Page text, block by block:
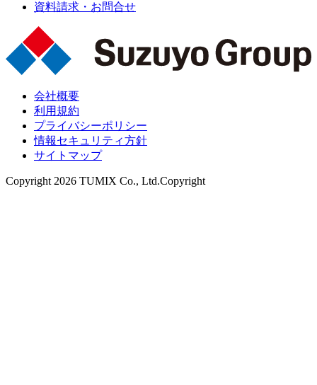
資料請求・お問合せ
会社概要
利用規約
プライバシーポリシー
情報セキュリティ方針
サイトマップ
Copyright 2026 TUMIX Co., Ltd.Copyright